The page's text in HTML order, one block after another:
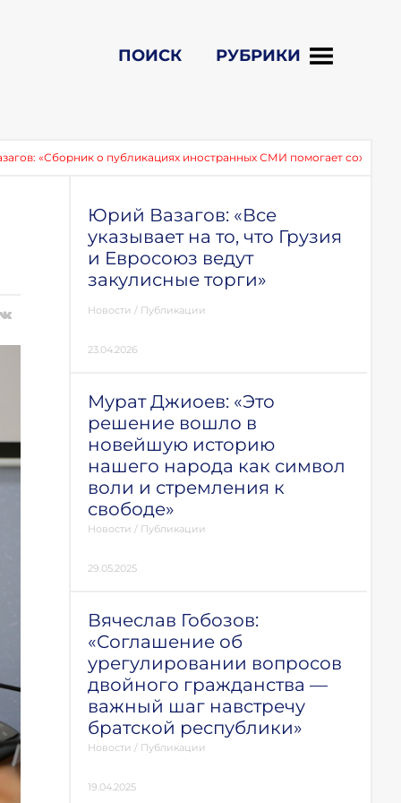
ПОИСК РУБРИКИ
о публикациях иностранных СМИ помогает сохранить память о
Юрий Вазагов: «Все
указывает на то, что Грузия
и Евросоюз ведут
закулисные торги»
Новости / Публикации
23.04.2026
Мурат Джиоев: «Это
решение вошло в
новейшую историю
нашего народа как символ
воли и стремления к
свободе»
Новости / Публикации
29.05.2025
Вячеслав Гобозов:
«Соглашение об
урегулировании вопросов
двойного гражданства —
важный шаг навстречу
братской республики»
Новости / Публикации
19.04.2025